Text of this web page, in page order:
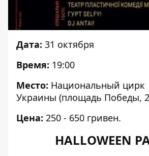
Дата: 31 октября
Время: 19:00
Место: Национальный цирк
Украины (площадь Победы,
Цена: 250 - 650 гривен.
HALLOWEEN